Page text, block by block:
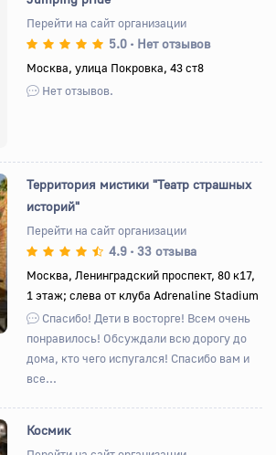
Перейти на сайт организации
5.0 • Нет отзывов
Москва, улица Покровка, 43 ст8
Нет отзывов.
Вперед
Территория мистики "Театр страшных
историй"
Перейти на сайт организации
4.9 • 33 отзыва
Москва, Ленинградский проспект, 80 к17,
1 этаж; cлева от клуба Adrenaline Stadium
Спасибо! Дети в восторге! Всем очень
понравилось! Обсуждали всю дорогу до
дома, кто чего испугался! Спасибо вам и
все...
Космик